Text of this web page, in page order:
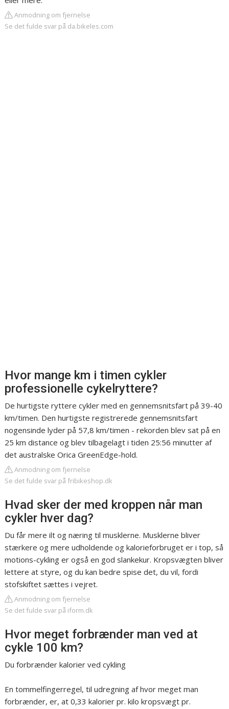
Anmodning om fjernelse
Se det fulde svar på da.bikeles.com
Hvor mange km i timen cykler
professionelle cykelryttere?
De hurtigste ryttere cykler med en gennemsnitsfart på 39-40
km/timen. Den hurtigste registrerede gennemsnitsfart
nogensinde lyder på 57,8 km/timen - rekorden blev sat på en
25 km distance og blev tilbagelagt i tiden 25:56 minutter af
det australske Orica GreenEdge-hold.
Anmodning om fjernelse
Se det fulde svar på fribikeshop.dk
Hvad sker der med kroppen når man
cykler hver dag?
Du får mere ilt og næring til musklerne. Musklerne bliver
stærkere og mere udholdende og kalorieforbruget er i top, så
motions-cykling er også en god slankekur. Kropsvægten bliver
lettere at styre, og du kan bedre spise det, du vil, fordi
stofskiftet sættes i vejret.
Anmodning om fjernelse
Se det fulde svar på iform.dk
Hvor meget forbrænder man ved at
cykle 100 km?
Du forbrænder kalorier ved cykling
En tommelfingerregel, til udregning af hvor meget man
forbrænder, er, at 0,33 kalorier pr. kilo kropsvægt pr.